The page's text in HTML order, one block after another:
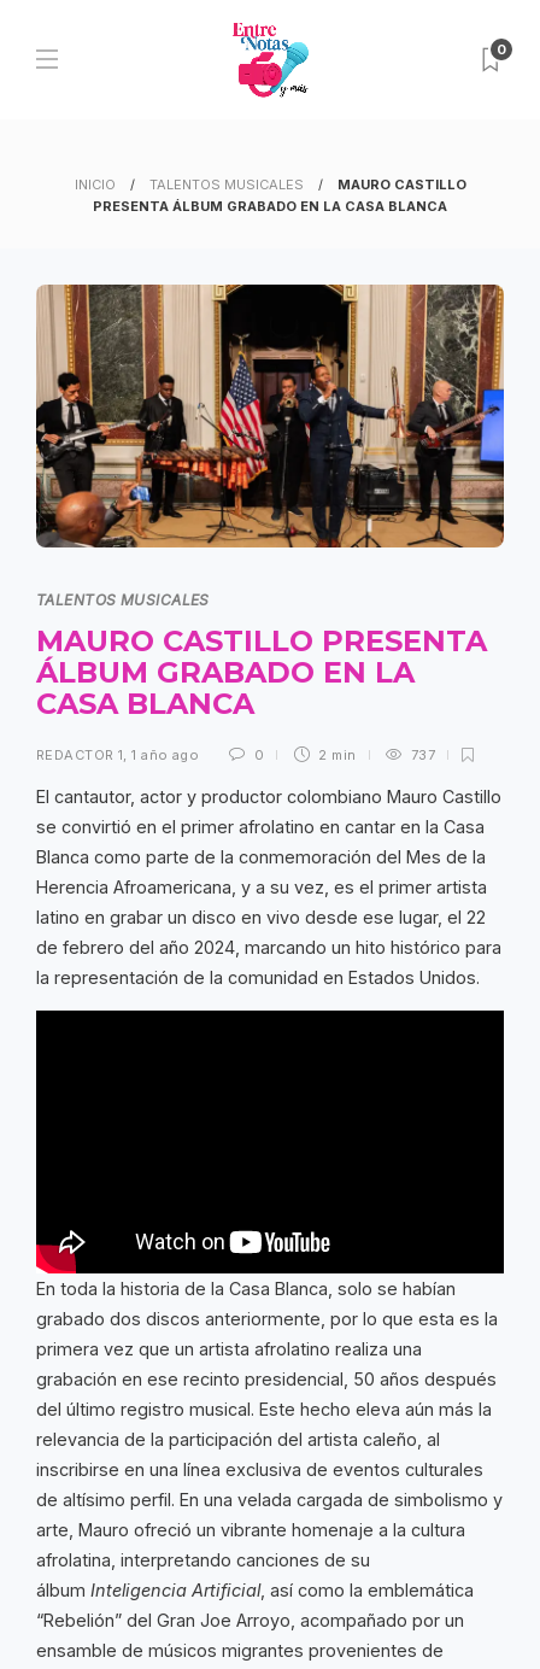
0
INICIO TALENTOS MUSICALES
MAURO CASTILLO
PRESENTA ÁLBUM GRABADO EN LA CASA BLANCA
TALENTOS MUSICALES
MAURO CASTILLO PRESENTA
ÁLBUM GRABADO EN LA
CASA BLANCA
REDACTOR 1,1 año ago 0 2 min 737
El cantautor, actor y productor colombiano Mauro Castillo
se convirtió en el primer afrolatino en cantar en la Casa
Blanca como parte de la conmemoración del Mes de la
Herencia Afroamericana, y a su vez, es el primer artista
latino en grabar un disco en vivo desde ese lugar, el 22
de febrero del año 2024, marcando un hito histórico para
la representación de la comunidad en Estados Unidos.
En toda la historia de la Casa Blanca, solo se habían
grabado dos discos anteriormente, por lo que esta es la
primera vez que un artista afrolatino realiza una
grabación en ese recinto presidencial, 50 años después
del último registro musical. Este hecho eleva aún más la
relevancia de la participación del artista caleño, al
inscribirse en una línea exclusiva de eventos culturales
de altísimo perfil. En una velada cargada de simbolismo y
arte, Mauro ofreció un vibrante homenaje a la cultura
afrolatina, interpretando canciones de su
álbum Inteligencia Artificial, así como la emblemática
“Rebelión” del Gran Joe Arroyo, acompañado por un
ensamble de músicos migrantes provenientes de